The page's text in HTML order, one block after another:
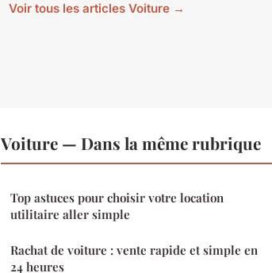
Voir tous les articles Voiture →
Voiture — Dans la même rubrique
Top astuces pour choisir votre location
utilitaire aller simple
Rachat de voiture : vente rapide et simple en
24 heures